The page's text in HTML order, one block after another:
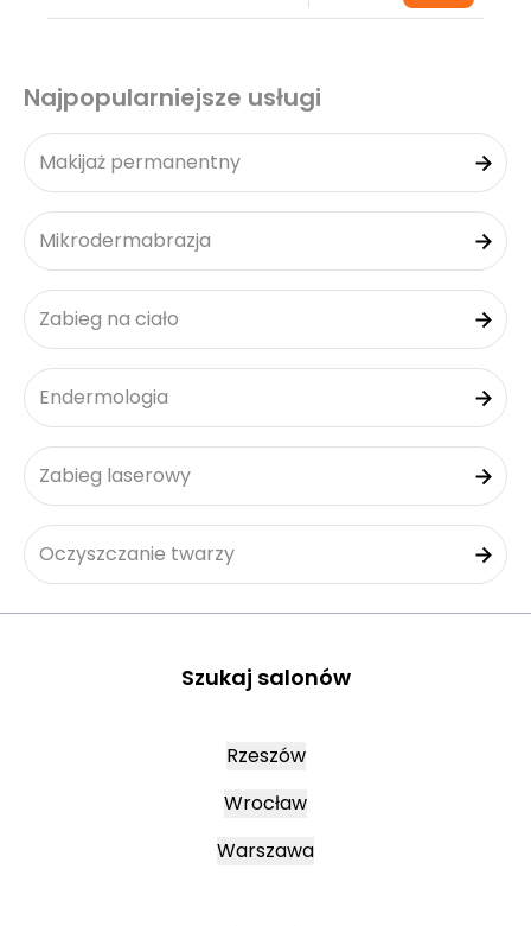
Najpopularniejsze usługi
Makijaż permanentny
Mikrodermabrazja
Zabieg na ciało
Endermologia
Zabieg laserowy
Oczyszczanie twarzy
Szukaj salonów
Rzeszów
Wrocław
Warszawa